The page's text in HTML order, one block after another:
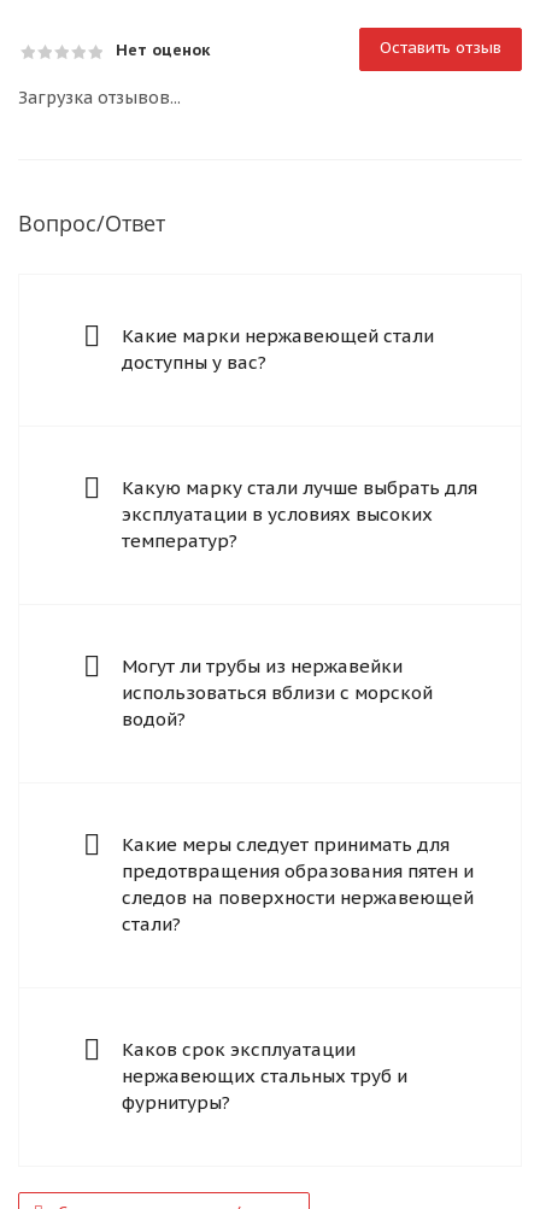
Нет оценок Оставить отзыв
Загрузка отзывов...
Вопрос/Ответ
Какие марки нержавеющей стали
доступны у вас?
Какую марку стали лучше выбрать для
эксплуатации в условиях высоких
температур?
Могут ли трубы из нержавейки
использоваться вблизи с морской
водой?
Какие меры следует принимать для
предотвращения образования пятен и
следов на поверхности нержавеющей
стали?
Каков срок эксплуатации
нержавеющих стальных труб и
фурнитуры?